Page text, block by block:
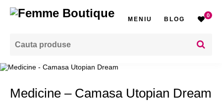
MENIU BLOG
0
Medicine – Camasa Utopian Dream